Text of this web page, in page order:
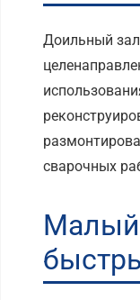
Доильный
сварочных
Малый